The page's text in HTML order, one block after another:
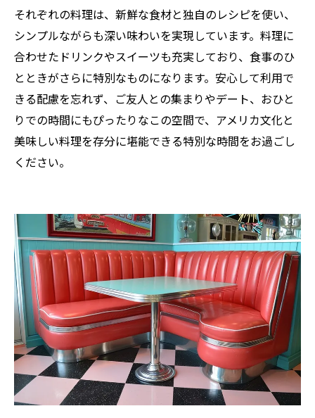
それぞれの料理は、新鮮な食材と独自のレシピを使い、
シンプルながらも深い味わいを実現しています。料理に
合わせたドリンクやスイーツも充実しており、食事のひ
とときがさらに特別なものになります。安心して利用で
きる配慮を忘れず、ご友人との集まりやデート、おひと
りでの時間にもぴったりなこの空間で、アメリカ文化と
美味しい料理を存分に堪能できる特別な時間をお過ごし
ください。